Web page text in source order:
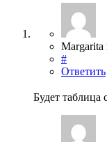
Margarita
#
Ответить
Будет таблица